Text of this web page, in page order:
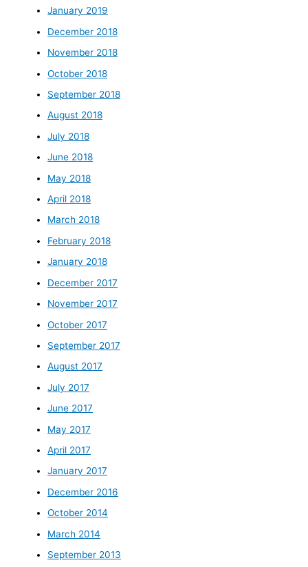
January 2019
December 2018
November 2018
October 2018
September 2018
August 2018
July 2018
June 2018
May 2018
April 2018
March 2018
February 2018
January 2018
December 2017
November 2017
October 2017
September 2017
August 2017
July 2017
June 2017
May 2017
April 2017
January 2017
December 2016
October 2014
March 2014
September 2013